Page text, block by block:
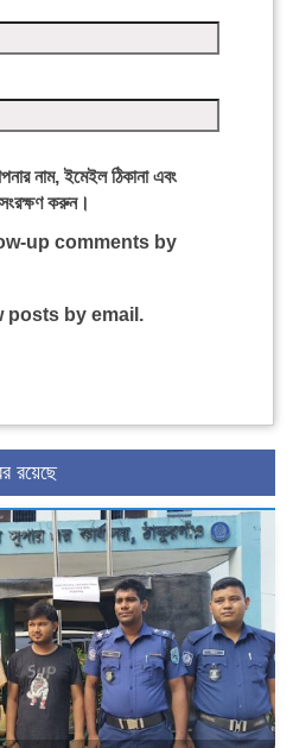
নাম, ইমেইল ঠিকানা এবং
সংরক্ষণ করুন।
up comments by
posts by email.
রয়েছে